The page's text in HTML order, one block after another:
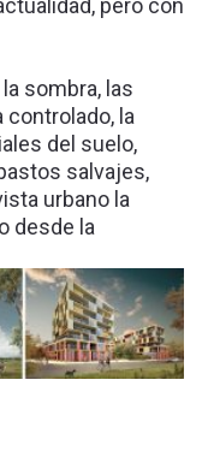
sombra, las
la
del suelo,
salvajes,
urbano la
desde la